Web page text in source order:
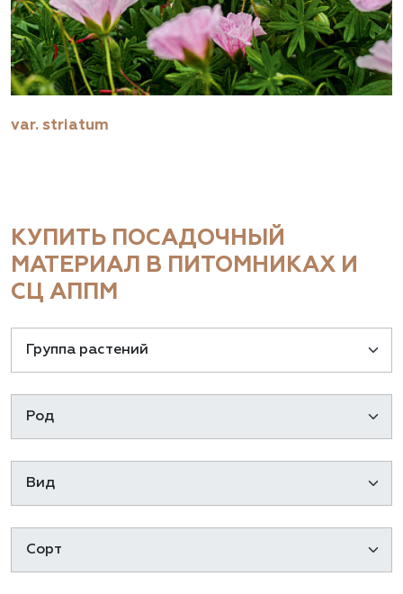
var. striatum
КУПИТЬ ПОСАДОЧНЫЙ
МАТЕРИАЛ В ПИТОМНИКАХ И
СЦ АППМ